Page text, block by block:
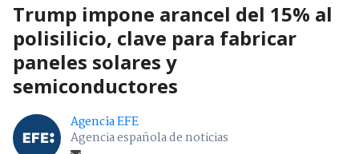
Trump impone arancel del 15% al
polisilicio, clave para fabricar
paneles solares y
semiconductores
Agencia EFE
Agencia española de noticias